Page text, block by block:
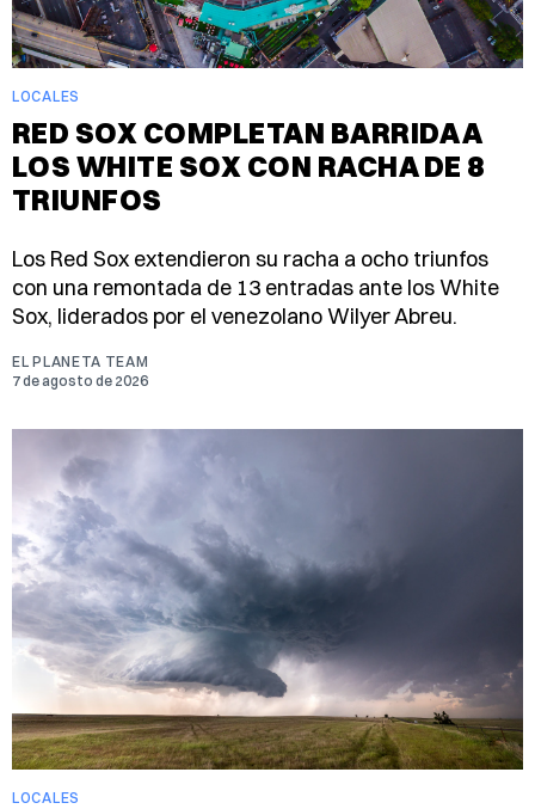
LOCALES
RED SOX COMPLETAN BARRIDA A
LOS WHITE SOX CON RACHA DE 8
TRIUNFOS
Los Red Sox extendieron su racha a ocho triunfos
con una remontada de 13 entradas ante los White
Sox, liderados por el venezolano Wilyer Abreu.
EL PLANETA TEAM
7 de agosto de 2026
LOCALES